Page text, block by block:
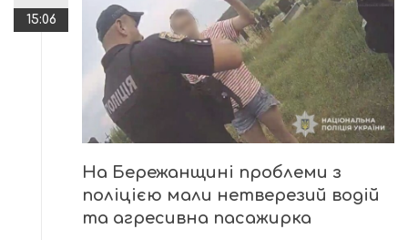
15:06
На Бережанщині проблеми з
поліцією мали нетверезий водій
та агресивна пасажирка